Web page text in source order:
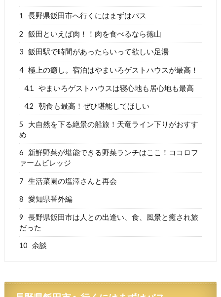
1 長野県飯田市へ行くにはまずはバス
2 飯田といえば肉！！肉を食べるなら徳山
3 飯田駅で時間があったらいって欲しい足湯
4 極上の癒し。宿泊はやまいろゲストハウスが最高！
4.1 やまいろゲストハウスは寝心地も居心地も最高
4.2 朝食も最高！ぜひ堪能してほしい
5
大自然を下る絶景の船旅！天竜ライン下りがおすす
め
6
新鮮野菜が堪能できる野菜ランチはここ！ココロフ
ァームビレッジ
7 生活菜園の塩澤さんと再会
8 愛知県番外編
9
長野県飯田市は人との出逢い、食、風景と癒され旅
だった
10 余談